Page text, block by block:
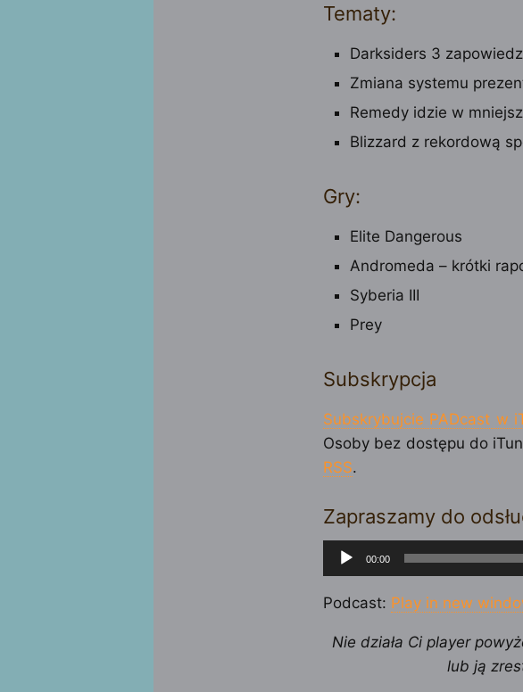
Tematy:
Darksiders 3
Zmiana systemu
Remedy idzie w
Blizzard z rekordową
Gry:
Elite Dangerous
Andromeda – krótki
Syberia III
Prey
Subskrypcja
Subskrybujcie PADcast w
Osoby bez dostępu do
RSS.
Zapraszamy do
Odtwarzacz
plików
dźwiękowych
00:00
Podcast: Play in new
Nie działa Ci player
lub ją